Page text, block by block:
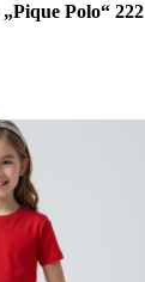
Polo“ 222